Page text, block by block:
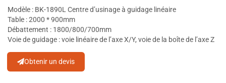
Modèle : BK-1890L Centre d’usinage à guidage linéaire
Table : 2000 * 900mm
Débattement : 1800/800/700mm
Voie de guidage : voie linéaire de l’axe X/Y, voie de la boîte de l’axe Z
Obtenir un devis